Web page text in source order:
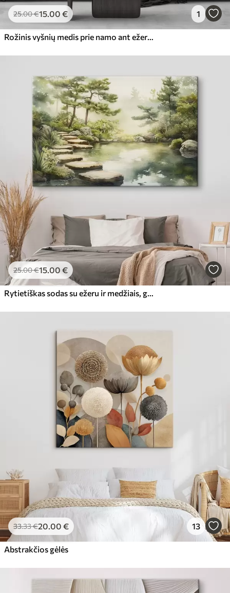
25.00€15.00 € 1
Rožinis vyšnių medis prie namo ant ežero, Japonija, rytietiškas, akvarelės stilius
25.00€15.00 €
Rytietiškas sodas su ežeru ir medžiais, gamta, akvarelės stilius
33.33€20.00 € 13
Abstrakčios gėlės